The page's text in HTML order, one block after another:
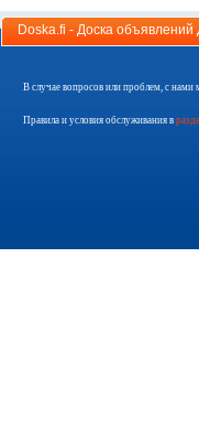
Doska.fi - Доска
В случае вопросов или проблем, с нами
Правила и условия обслуживания в